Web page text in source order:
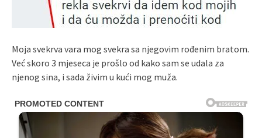
Moja svekrva vara mog svekra sa njegovim rođenim bratom.
Već skoro 3 mjeseca je prošlo od kako sam se udala za
njenog sina, i sada živim u kući mog muža.